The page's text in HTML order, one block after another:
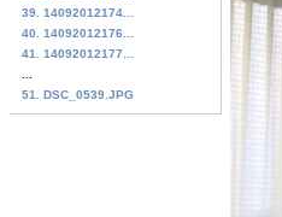
39. 14092012174...
40. 14092012176...
41. 14092012177...
51. DSC_0539.JPG